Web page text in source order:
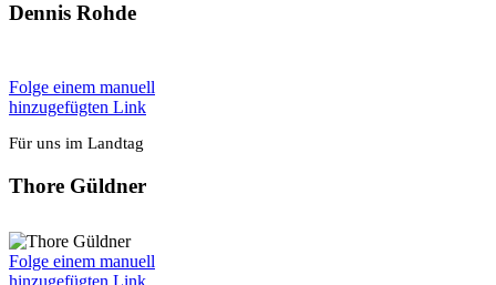
Den­nis Roh­de
Fol­ge einem manu­ell
hin­zu­ge­füg­ten Link
Für uns im Land­tag
Tho­re Güld­ner
Fol­ge einem manu­ell
hin­zu­ge­füg­ten Link